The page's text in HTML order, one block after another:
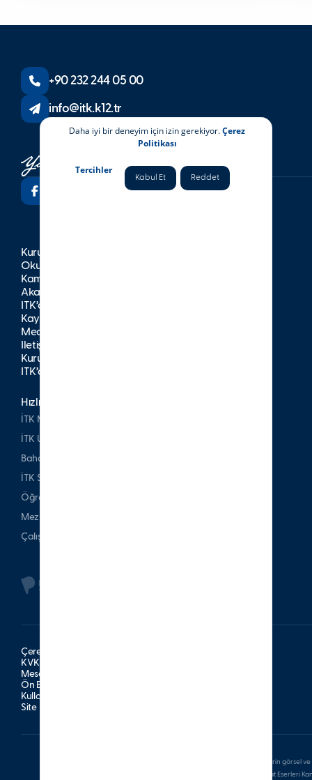
+90 232 244 05 00
info@itk.k12.tr
Kurumsal
Okullar
Kampüsler
Akademik
İTK’da Yaşam
Kayıt
Medya
İletişim
Kurumsal Yayınlar
İTK’da Kariyer
Hızlı Erişim
İTK Mezunları Derneği
İTK Uşakizade Köşkü
Bahattin Tatış Websitesi
İTK Spor Kulubü
Öğrenci & Veli
Mezun
Çalışan
Çerez Politikası
KVKK Aydınlatma Metni
Mesafeli Satış Sözleşmesi
Ön Bilgilendirme Formu
Kullanım Şartları
Site Haritası
Bu sitede bulunan tüm yazılı ve görsel içerikler ile bu içeriklerin görsel
veya satılamaz. Aksine davranışların, 5846 sayılı Fikir ve Sanat
Daha iyi bir deneyim için izin gerekiyor.Çerez
Politikası
Tercihler
Kabul Et Reddet